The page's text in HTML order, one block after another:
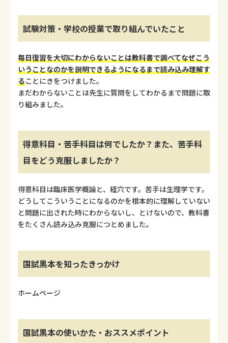
試験対策・学校の授業で取り組んでいたこと
毎日復習を大切にわからないことは教科書で調べてなぜこう
いうことなのかを説明できるようになるまで読み込み理解す
ることにきをつけました。
まだわからないことは先生に質問をしてわかるまで問題に取
り組みました。
得意科目・苦手科目は何でしたか？また、苦手科
目をどう克服しましたか？
得意科目は臨床医学概論と、経穴です。苦手は生理学です。
どうしてこういうことになるのかを根本的に理解していない
と問題に出された時にわからないし、とけないので、教科書
をたくさん読み込み克服につとめました。
国試黒本を知ったきっかけ
ホームページ
国試黒本の使いかた・おススメポイント